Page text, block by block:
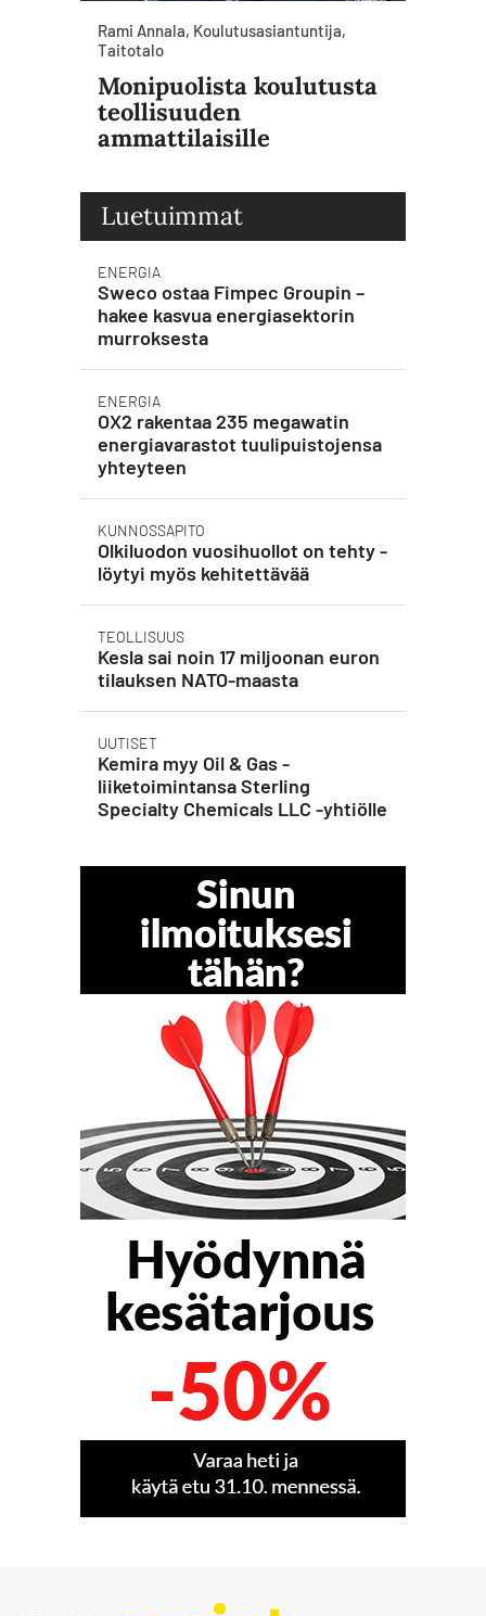
Rami Annala, Koulutusasiantuntija,
Taitotalo
Monipuolista koulutusta
teollisuuden
ammattilaisille
Luetuimmat
ENERGIA
Sweco ostaa Fimpec Groupin –
hakee kasvua energiasektorin
murroksesta
ENERGIA
OX2 rakentaa 235 megawatin
energiavarastot tuulipuistojensa
yhteyteen
KUNNOSSAPITO
Olkiluodon vuosihuollot on tehty -
löytyi myös kehitettävää
TEOLLISUUS
Kesla sai noin 17 miljoonan euron
tilauksen NATO-maasta
UUTISET
Kemira myy Oil & Gas -
liiketoimintansa Sterling
Specialty Chemicals LLC -yhtiölle